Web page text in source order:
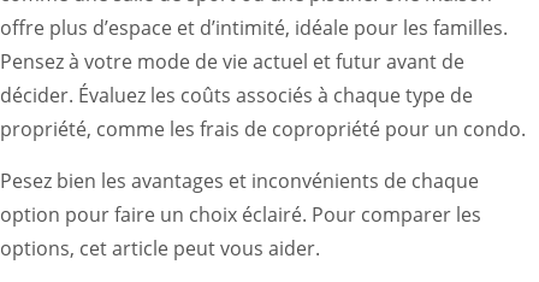
offre plus d’espace et d’intimité, idéale pour les familles.
Pensez à votre mode de vie actuel et futur avant de
décider. Évaluez les coûts associés à chaque type de
propriété, comme les frais de copropriété pour un condo.
Pesez bien les avantages et inconvénients de chaque
option pour faire un choix éclairé. Pour comparer les
options, cet article peut vous aider.